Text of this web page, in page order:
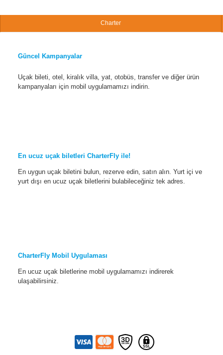
Charter
Güncel Kampanyalar
Uçak bileti, otel, kiralık villa, yat, otobüs, transfer ve diğer ürün
kampanyaları için mobil uygulamamızı indirin.
En ucuz uçak biletleri CharterFly ile!
En uygun uçak biletini bulun, rezerve edin, satın alın. Yurt içi ve
yurt dışı en ucuz uçak biletlerini bulabileceğiniz tek adres.
CharterFly Mobil Uygulaması
En ucuz uçak biletlerine mobil uygulamamızı indirerek
ulaşabilirsiniz.